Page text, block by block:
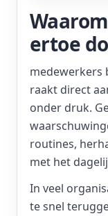
ertoe
medewerkers
raakt direct
onder druk.
routines,
met het
In veel
te snel